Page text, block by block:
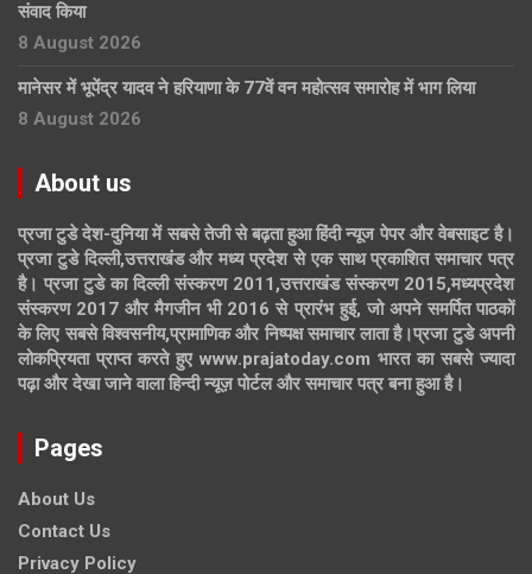
संवाद किया
8 August 2026
मानेसर में भूपेंद्र यादव ने हरियाणा के 77वें वन महोत्सव समारोह में भाग लिया
8 August 2026
About us
प्रजा टुडे देश-दुनिया में सबसे तेजी से बढ़ता हुआ हिंदी न्यूज पेपर और वेबसाइट है।
प्रजा टुडे दिल्ली,उत्तराखंड और मध्य प्रदेश से एक साथ प्रकाशित समाचार पत्र
है। प्रजा टुडे का दिल्ली संस्करण 2011,उत्तराखंड संस्करण 2015,मध्यप्रदेश
संस्करण 2017 और मैगजीन भी 2016 से प्रारंभ हुई, जो अपने समर्पित पाठकों
के लिए सबसे विश्वसनीय,प्रामाणिक और निष्पक्ष समाचार लाता है।प्रजा टुडे अपनी
लोकप्रियता प्राप्त करते हुए www.prajatoday.com भारत का सबसे ज्यादा
पढ़ा और देखा जाने वाला हिन्दी न्यूज़ पोर्टल और समाचार पत्र बना हुआ है।
Pages
About Us
Contact Us
Privacy Policy